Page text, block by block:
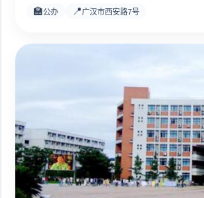
🏫公办 📍广汉市西安路7号